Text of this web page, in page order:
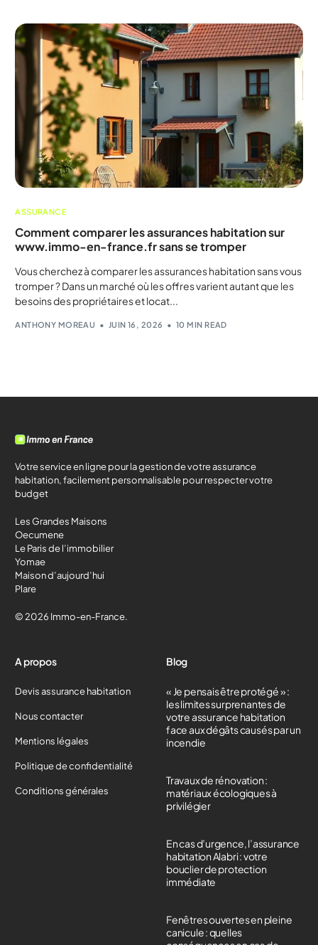
ASSURANCE
Comment comparer les assurances habitation sur
www.immo-en-france.fr sans se tromper
Vous cherchez à comparer les assurances habitation sans vous
tromper ? Dans un marché où les offres varient autant que les
besoins des propriétaires et locat...
ANTHONY MOREAU JUIN 16, 2026 10 MIN READ
Votre service en ligne pour la gestion de votre assurance
habitation, facilement personnalisable pour respecter votre
budget
Les Grandes Maisons
Oecumene
Le Paris de l’immobilier
Yomae
Maison d’aujourd’hui
Plare
© 2026 Immo-en-France.
A propos
Devis assurance habitation
Nous contacter
Mentions légales
Politique de confidentialité
Conditions générales
Blog
« Je pensais être protégé » :
les limites surprenantes de
votre assurance habitation
face aux dégâts causés par un
incendie
Travaux de rénovation :
matériaux écologiques à
privilégier
En cas d’urgence, l’assurance
habitation Alabri : votre
bouclier de protection
immédiate
Fenêtres ouvertes en pleine
canicule : quelles